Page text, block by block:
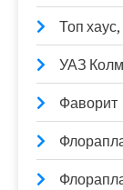
Топ
УАЗ
Фаворит